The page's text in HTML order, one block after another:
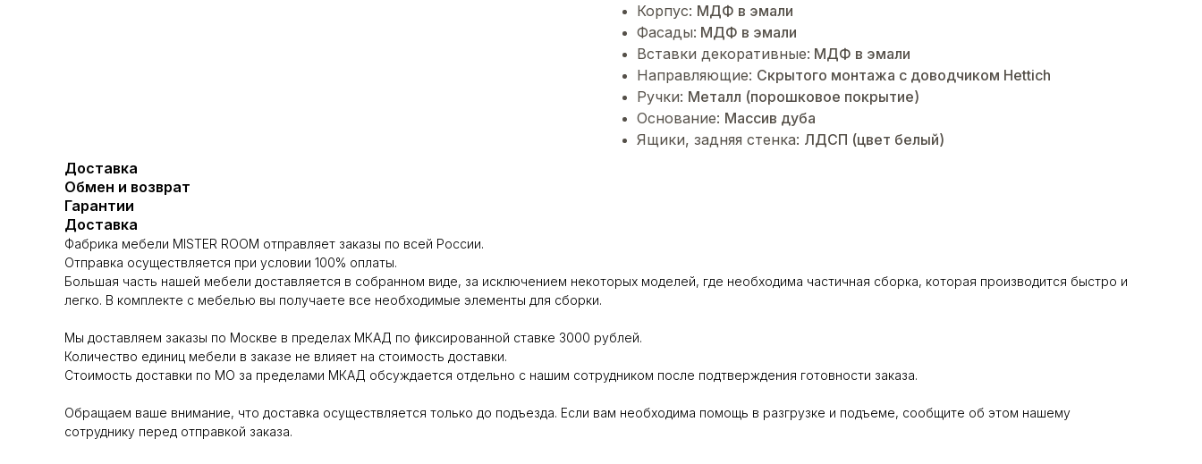
Корпус: МДФ в эмали
Фасады: МДФ в эмали
Вставки декоративные: МДФ в эмали
Направляющие: Cкрытого монтажа с доводчиком Hettich
Ручки: Металл (порошковое покрытие)
Основание: Массив дуба
Ящики, задняя стенка: ЛДСП (цвет белый)
Доставка
Обмен и возврат
Гарантии
Доставка
Фабрика мебели MISTER ROOM отправляет заказы по всей России.
Отправка осуществляется при условии 100% оплаты.
Большая часть нашей мебели доставляется в собранном виде, за исключением некоторых моделей, где необходима частичная сборка, которая производится быстро и
легко. В комплекте с мебелью вы получаете все необходимые элементы для сборки.
Мы доставляем заказы по Москве в пределах МКАД по фиксированной ставке 3000 рублей.
Количество единиц мебели в заказе не влияет на стоимость доставки.
Стоимость доставки по МО за пределами МКАД обсуждается отдельно с нашим сотрудником после подтверждения готовности заказа.
Обращаем ваше внимание, что доставка осуществляется только до подъезда. Если вам необходима помощь в разгрузке и подъеме, сообщите об этом нашему
сотруднику перед отправкой заказа.